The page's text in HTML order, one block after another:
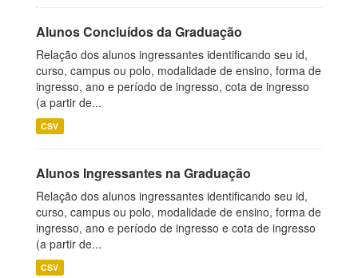
Alunos Concluídos da Graduação
Relação dos alunos ingressantes identificando seu id,
curso, campus ou polo, modalidade de ensino, forma de
ingresso, ano e período de ingresso, cota de ingresso
(a partir de...
CSV
Alunos Ingressantes na Graduação
Relação dos alunos ingressantes identificando seu id,
curso, campus ou polo, modalidade de ensino, forma de
ingresso, ano e período de ingresso e cota de ingresso
(a partir de...
CSV